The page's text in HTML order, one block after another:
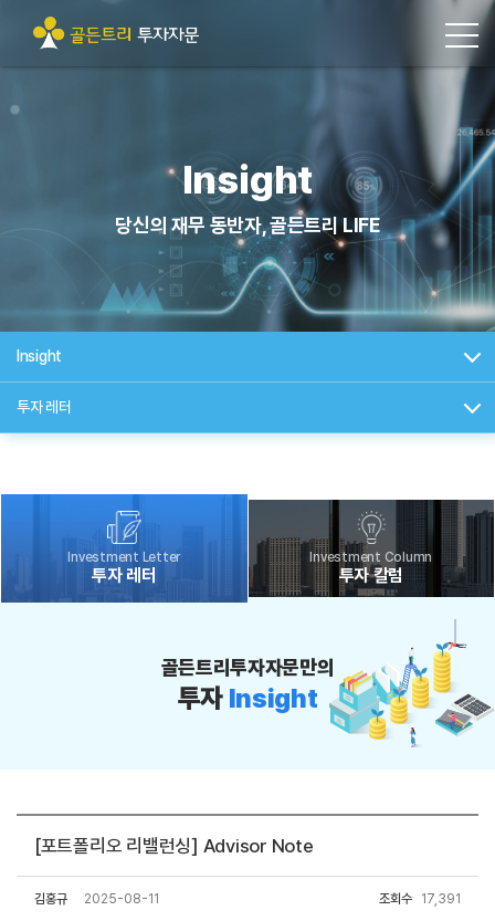
Insight
당신의 재무 동반자, 골든트리 LIFE
Insight
투자 레터
Investment Letter
투자 레터
Investment Column
투자 칼럼
골든트리투자자문만의
투자 Insight
[포트폴리오 리밸런싱] Advisor Note
김홍규 2025-08-11 조회수 17,391